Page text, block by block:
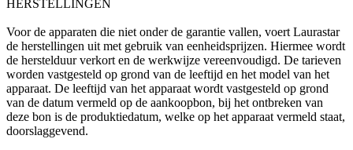
HERSTELLINGEN
Voor de apparaten die niet onder de garantie vallen, voert Laurastar
de herstellingen uit met gebruik van eenheidsprijzen. Hiermee wordt
de herstelduur verkort en de werkwijze vereenvoudigd. De tarieven
worden vastgesteld op grond van de leeftijd en het model van het
apparaat. De leeftijd van het apparaat wordt vastgesteld op grond
van de datum vermeld op de aankoopbon, bij het ontbreken van
deze bon is de produktiedatum, welke op het apparaat vermeld staat,
doorslaggevend.